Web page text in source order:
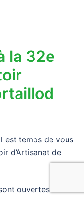
la 32e
est temps de vous
d’Artisanat de
ouvertes